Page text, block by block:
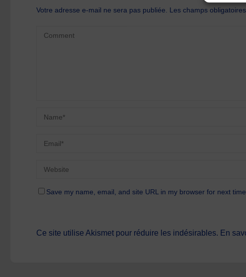
Votre adresse e-mail ne sera pas publiée. Les champs
Save my name, email, and site URL in my browser for next
Ce site utilise Akismet pour réduire les indésirables. En